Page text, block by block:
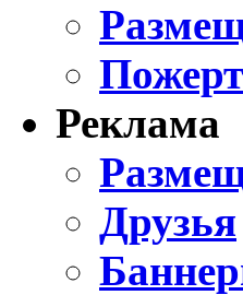
Реклама
Друзья